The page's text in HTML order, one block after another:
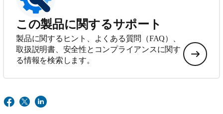
この製品に関するサポート
製品に関するヒント、よくある質問（FAQ）、
取扱説明書、安全性とコンプライアンスに関す
る情報を検索します。